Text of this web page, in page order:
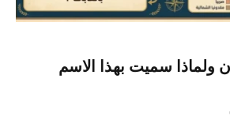
ولماذا سميت بهذا الاسم